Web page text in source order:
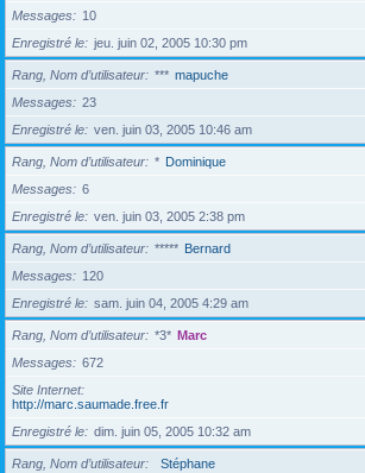
Messages
10
Enregistré le
jeu. juin 02, 2005 10:30 pm
Rang, Nom d’utilisateur *** mapuche
Messages
23
Enregistré le
ven. juin 03, 2005 10:46 am
Rang, Nom d’utilisateur * Dominique
Messages
6
Enregistré le
ven. juin 03, 2005 2:38 pm
Rang, Nom d’utilisateur ***** Bernard
Messages
120
Enregistré le
sam. juin 04, 2005 4:29 am
Rang, Nom d’utilisateur *3* Marc
Messages
672
Site Internet
http://marc.saumade.free.fr
Enregistré le
dim. juin 05, 2005 10:32 am
Rang, Nom d’utilisateur
Stéphane